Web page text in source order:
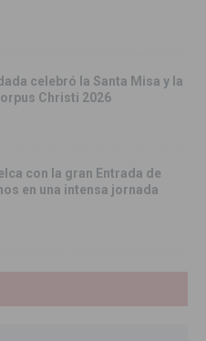
celebró la Santa Misa y la
Christi 2026
con la gran Entrada de
en una intensa jornada